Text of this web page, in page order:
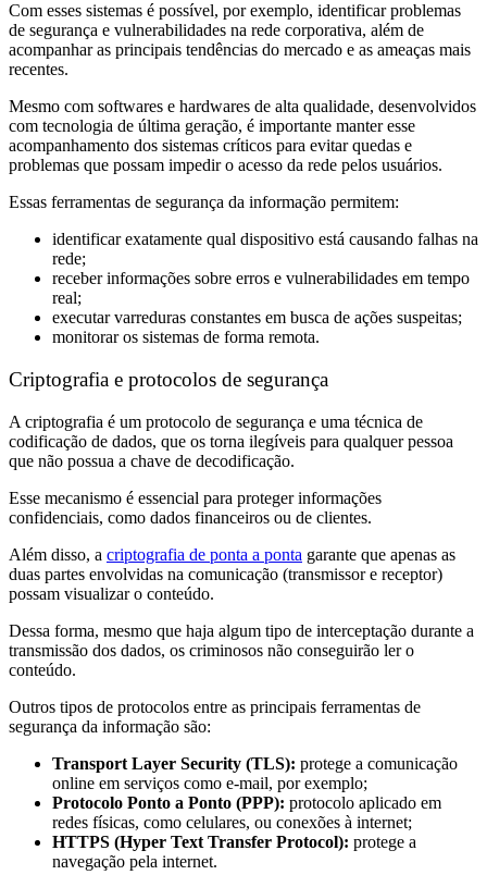
Com esses sistemas é possível, por exemplo, identificar problemas
de segurança e vulnerabilidades na rede corporativa, além de
acompanhar as principais tendências do mercado e as ameaças mais
recentes.
Mesmo com softwares e hardwares de alta qualidade, desenvolvidos
com tecnologia de última geração, é importante manter esse
acompanhamento dos sistemas críticos para evitar quedas e
problemas que possam impedir o acesso da rede pelos usuários.
Essas ferramentas de segurança da informação permitem:
identificar exatamente qual dispositivo está causando falhas na
rede;
receber informações sobre erros e vulnerabilidades em tempo
real;
executar varreduras constantes em busca de ações suspeitas;
monitorar os sistemas de forma remota.
Criptografia e protocolos de segurança
A criptografia é um protocolo de segurança e uma técnica de
codificação de dados, que os torna ilegíveis para qualquer pessoa
que não possua a chave de decodificação.
Esse mecanismo é essencial para proteger informações
confidenciais, como dados financeiros ou de clientes.
Além disso, a criptografia de ponta a ponta garante que apenas as
duas partes envolvidas na comunicação (transmissor e receptor)
possam visualizar o conteúdo.
Dessa forma, mesmo que haja algum tipo de interceptação durante a
transmissão dos dados, os criminosos não conseguirão ler o
conteúdo.
Outros tipos de protocolos entre as principais ferramentas de
segurança da informação são:
Transport Layer Security (TLS): protege a comunicação
online em serviços como e-mail, por exemplo;
Protocolo Ponto a Ponto (PPP): protocolo aplicado em
redes físicas, como celulares, ou conexões à internet;
HTTPS (Hyper Text Transfer Protocol): protege a
navegação pela internet.